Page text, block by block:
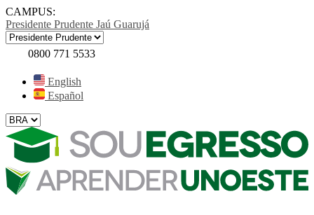
CAMPUS:
Presidente Prudente Jaú Guarujá
0800 771 5533
English
Español